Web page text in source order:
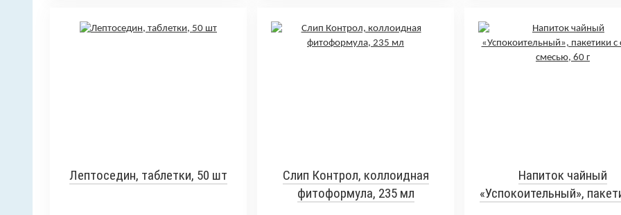
Лептоседин, таблетки, 50 шт
Слип Контрол, коллоидная
фитоформула, 235 мл
Напиток чайный
«Успокоительный»,